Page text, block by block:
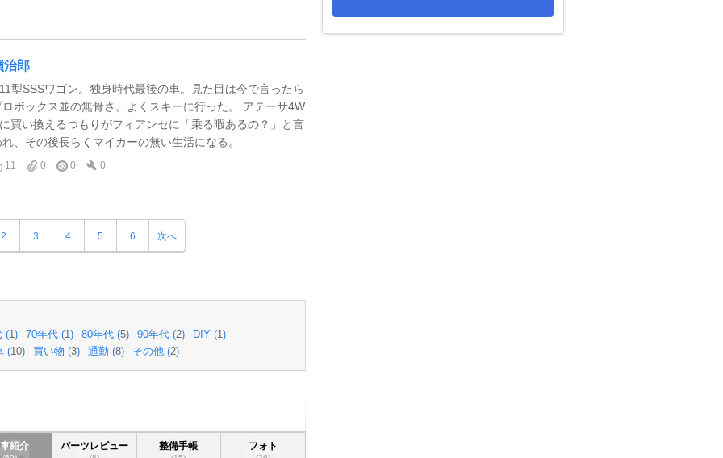
治郎
型SSSワゴン。独身時代最後の車。見た目は今で言ったら
ロボックス並の無骨さ。よくスキーに行った。 アテーサ4W
買い換えるつもりがフィアンセに「乗る暇あるの？」と言
れ、その後長らくマイカーの無い生活になる。
11 0 0 0
2 3 4 5 6 次へ
(1) 70年代 (1) 80年代 (5) 90年代 (2) DIY (1)
(10) 買い物 (3) 通勤 (8) その他 (2)
紹介 パーツレビュー 整備手帳 フォト